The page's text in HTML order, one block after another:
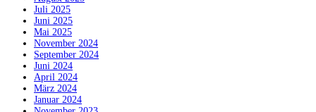
Juli 2025
Juni 2025
Mai 2025
November 2024
September 2024
Juni 2024
April 2024
März 2024
Januar 2024